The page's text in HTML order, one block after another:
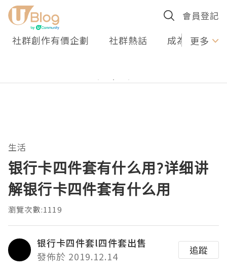
會員登記
社群創作有價企劃 社群熱話 成為U更多
生活
银行卡四件套有什么用?详细讲
解银行卡四件套有什么用
瀏覽次數:1119
银行卡四件套l四件套出售
發佈於 2019.12.14
追蹤